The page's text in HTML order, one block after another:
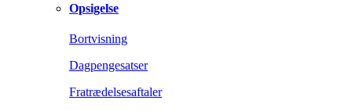
Opsigelse
Bortvisning
Dagpengesatser
Fratrædelsesaftaler